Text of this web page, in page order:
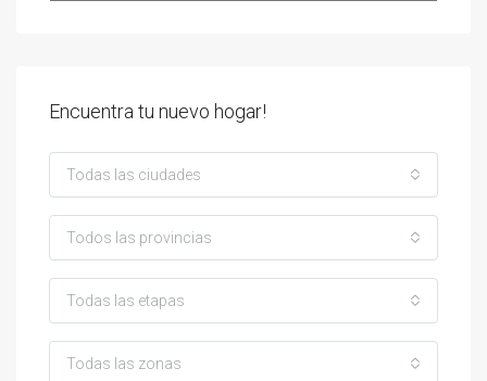
Encuentra tu nuevo hogar!
Todas las ciudades
Todos las provincias
Todas las etapas
Todas las zonas